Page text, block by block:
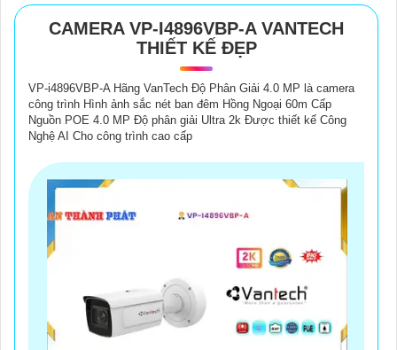
CAMERA VP-I4896VBP-A VANTECH
THIẾT KẾ ĐẸP
VP-i4896VBP-A Hãng VanTech Độ Phân Giải 4.0 MP là camera
công trình Hình ảnh sắc nét ban đêm Hồng Ngoại 60m Cấp
Nguồn POE 4.0 MP Độ phân giải Ultra 2k Được thiết kế Công
Nghệ AI Cho công trình cao cấp